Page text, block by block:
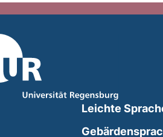
Leichte